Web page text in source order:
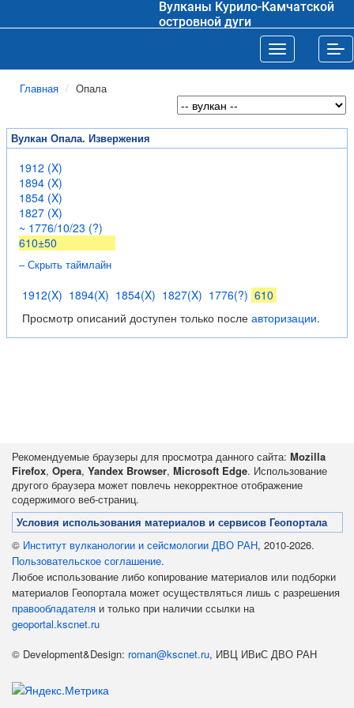
Вулканы Курило-Камчатской
островной дуги
Toggle
Главная Опала
Вулкан Опала. Извержения
1912 (X)
1894 (X)
1854 (X)
1827 (X)
~ 1776/10/23 (?)
610±50
– Скрыть таймлайн
1912(X) 1894(X) 1854(X) 1827(X) 1776(?) 610
Просмотр описаний доступен только после авторизации.
Рекомендуемые браузеры для просмотра данного сайта: Mozilla
Firefox, Opera, Yandex Browser, Microsoft Edge. Использование
другого браузера может повлечь некорректное отображение
содержимого веб-страниц.
Условия использования материалов и сервисов Геопортала
© Институт вулканологии и сейсмологии ДВО РАН, 2010-2026.
Пользовательское соглашение.
Любое использование либо копирование материалов или подборки
материалов Геопортала может осуществляться лишь с разрешения
правообладателя и только при наличии ссылки на
geoportal.kscnet.ru
© Development&Design: roman@kscnet.ru, ИВЦ ИВиС ДВО РАН